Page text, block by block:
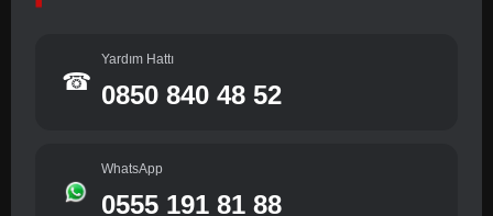
☎
Yardım Hattı
0850 840 48 52
WhatsApp
0555 191 81 88